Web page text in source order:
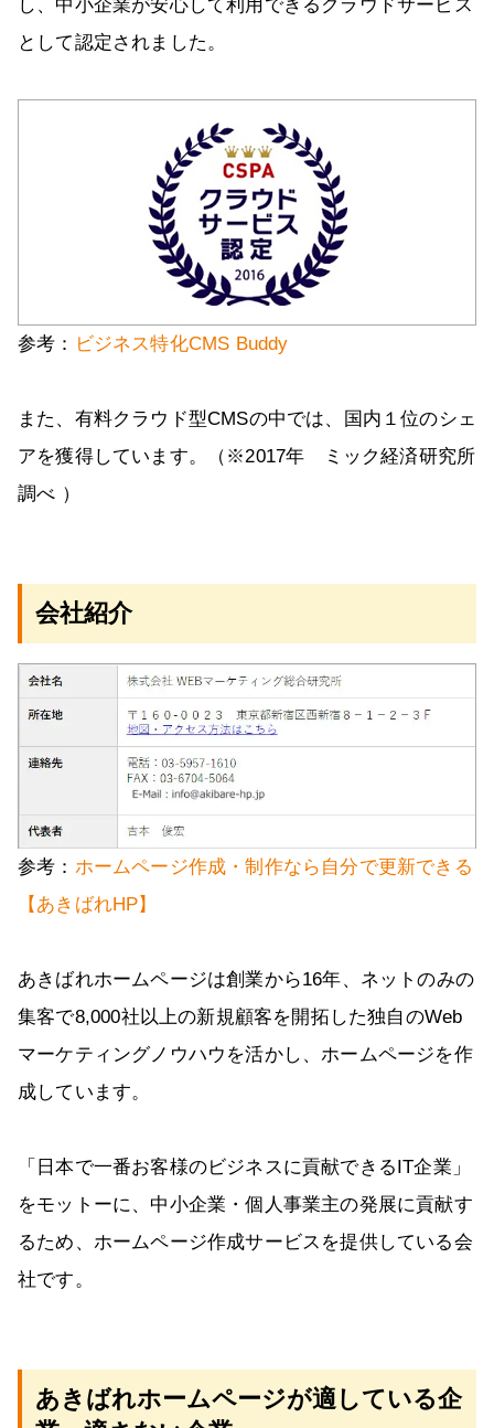
し、中小企業が安心して利用できるクラウドサービス
として認定されました。
参考： ビジネス特化CMS Buddy
また、有料クラウド型CMSの中では、国内１位のシェ
アを獲得しています。（※2017年 ミック経済研究所
調べ ）
会社紹介
参考： ホームページ作成・制作なら自分で更新できる
【あきばれHP】
あきばれホームページは創業から16年、ネットのみの
集客で8,000社以上の新規顧客を開拓した独自のWeb
マーケティングノウハウを活かし、ホームページを作
成しています。
「日本で一番お客様のビジネスに貢献できるIT企業」
をモットーに、中小企業・個人事業主の発展に貢献す
るため、ホームページ作成サービスを提供している会
社です。
あきばれホームページが適している企